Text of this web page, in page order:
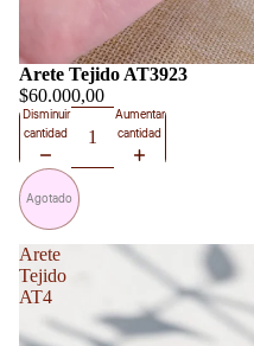
Agotado
Arete Tejido AT3923
$60.000,00
Disminuir
cantidad
Aumentar
cantidad
Agotado
Arete
Tejido
AT4